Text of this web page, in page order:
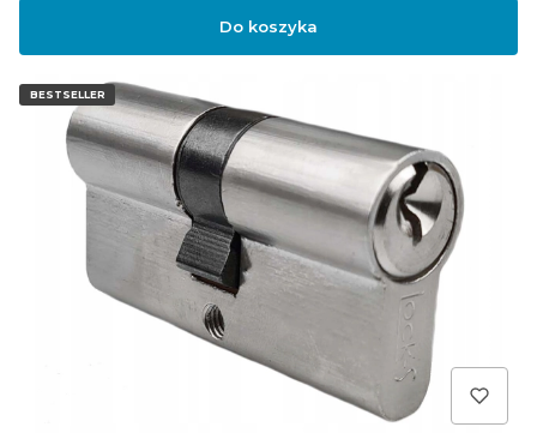
Do koszyka
BESTSELLER